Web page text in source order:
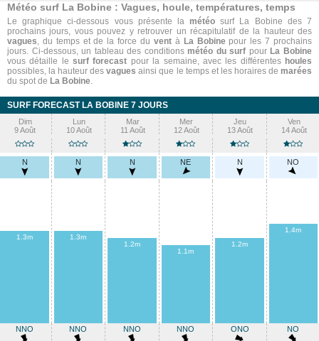
Météo surf La Bobine : Vagues, houle, températures, temps
Le graphique ci-dessous vous présente la météo surf La Bobine des 7
prochains jours, vous pouvez y retrouver un récapitulatif de la hauteur des
vagues , du temps et de la force du ventà La Bobinepour les 7 prochains
jours. Ci-dessous, un tableau des conditions météo du surf pourLa Bobine
vous détaille lesurf forecast pour la semaine, avec les différentes houles
possibles, la hauteur desvagues ainsi que le temps et les horaires de marées
du spot de La Bobine
SURF FORECAST LA BOBINE 7 JOURS
Dim
9 Août
Lun
10 Août
Mar
11 Août
Mer
12 Août
Jeu
13 Août
Ven
14 Août
N N N NE N NO
1.3m
1.3m
1.2m
1.1m
1.2m
1.4m
NNO NNO NNO NNO ONO NO